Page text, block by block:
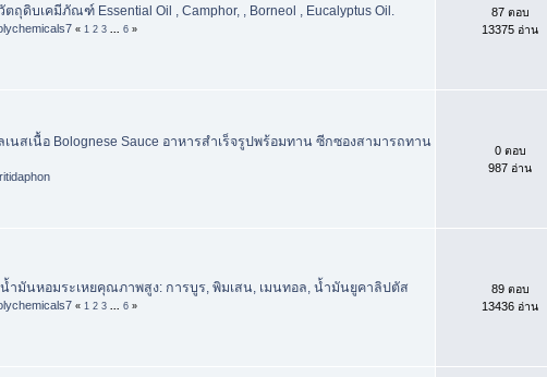
ถุดิบเคมีภัณฑ์ Essential Oil , Camphor, , Borneol , Eucalyptus Oil.
« 1 2 3 6 »
87 ตอบ
13375 อ่าน
นสเนื้อ Bolognese Sauce อาหารสำเร็จรูปพร้อมทาน ซีกซองสามารถทาน
0 ตอบ
987 อ่าน
ำมันหอมระเหยคุณภาพสูง: การบูร, พิมเสน, เมนทอล, น้ำมันยูคาลิปตัส
« 1 2 3 6 »
89 ตอบ
13436 อ่าน